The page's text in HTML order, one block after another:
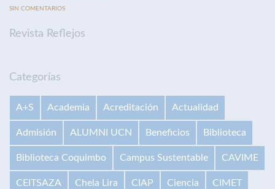
SIN COMENTARIOS
Revista Reflejos
Categorías
A+S Academia Acreditación Actualidad
Admisión ALUMNI UCN Beneficios Biblioteca
Biblioteca Coquimbo Campus Sustentable CAVIME
CEITSAZA Chela Lira CIAP Ciencia CIMET